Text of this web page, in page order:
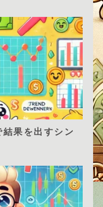
果を出すシン